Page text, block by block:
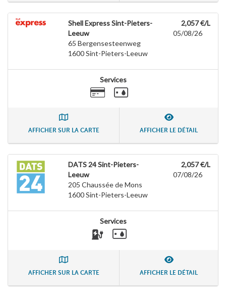
Shell Express Sint-Pieters-
Leeuw
65 Bergensesteenweg
1600Sint-Pieters-Leeuw
2,057 €/L
05/08/26
Services
AFFICHER SUR LA CARTE AFFICHER LE DÉTAIL
DATS 24 Sint-Pieters-
Leeuw
205 Chaussée de Mons
1600Sint-Pieters-Leeuw
2,057 €/L
07/08/26
Services
AFFICHER SUR LA CARTE AFFICHER LE DÉTAIL